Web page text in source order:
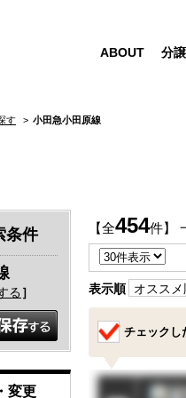
ABOUT 分
す 小田急小田原線
【全454件】
表示順 オススメ
チェックし
条件
る ］
変更